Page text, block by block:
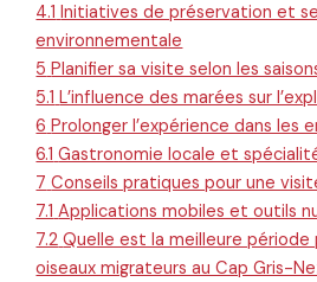
4.1 Initiatives de préservation et
environnementale
5 Planifier sa visite selon les
5.1 L’influence des marées sur
6 Prolonger l’expérience dans les
6.1 Gastronomie locale et
7 Conseils pratiques pour une
7.1 Applications mobiles et outils
7.2 Quelle est la meilleure période
oiseaux migrateurs au Cap Gris-